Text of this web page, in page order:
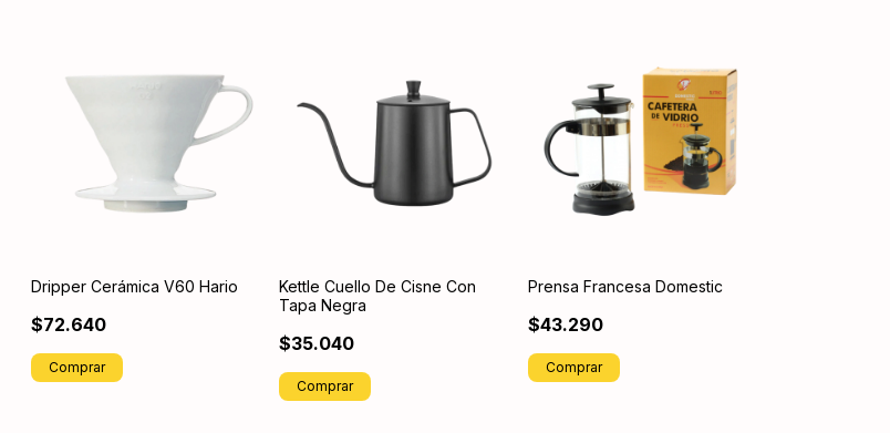
Dripper Cerámica V60 Hario
$72.640
Comprar
Kettle Cuello De Cisne Con
Tapa Negra
$35.040
Comprar
Prensa Francesa Domestic
$43.290
Comprar